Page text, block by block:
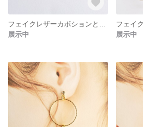
展示中
展示中